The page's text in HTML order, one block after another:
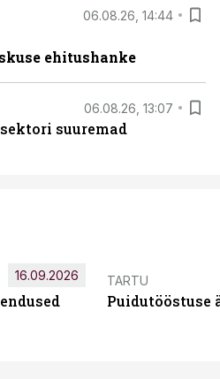
06.08.26, 14:44
ehitushanke
06.08.26, 13:07
suuremad
16.09.2026 TARTU
Puidutööstuse